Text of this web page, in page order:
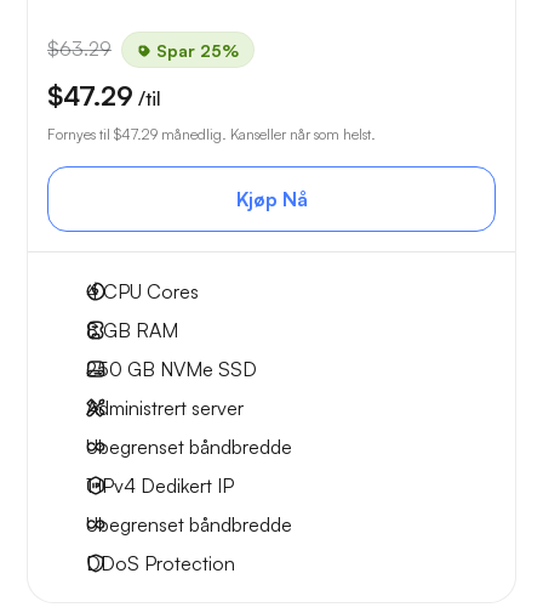
$63.29 Spar 25%
$47.29 /til
Fornyes til $47.29 månedlig. Kanseller når som helst.
Kjøp Nå
4CPU Cores
8 GB RAM
250 GB NVMe SSD
Administrert server
Ubegrenset båndbredde
1 IPv4 Dedikert IP
Ubegrenset båndbredde
DDoS Protection